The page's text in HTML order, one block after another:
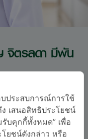
จิตรลดา มีพัน
ยา
ประสบการณ์การใช้
เสนอสิทธิประโยชน์
บคุกกี้ทั้งหมด” เพื่อ
ยชน์ดังกล่าว หรือ